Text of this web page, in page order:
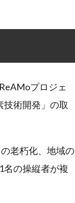
プロジェ
技術開発」の取
老朽化、地域の
名の操縦者が複